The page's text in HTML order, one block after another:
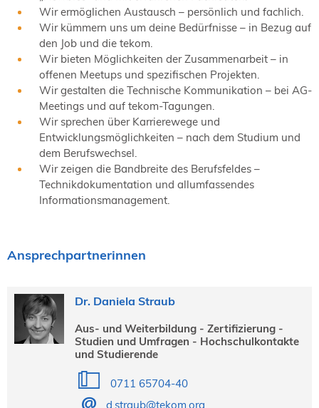
Wir ermöglichen Austausch – persönlich und fachlich.
Wir kümmern uns um deine Bedürfnisse – in Bezug auf
den Job und die tekom.
Wir bieten Möglichkeiten der Zusammenarbeit – in
offenen Meetups und spezifischen Projekten.
Wir gestalten die Technische Kommunikation – bei AG-
Meetings und auf tekom-Tagungen.
Wir sprechen über Karrierewege und
Entwicklungsmöglichkeiten – nach dem Studium und
dem Berufswechsel.
Wir zeigen die Bandbreite des Berufsfeldes –
Technikdokumentation und allumfassendes
Informationsmanagement.
Ansprechpartnerinnen
Dr. Daniela Straub
Aus- und Weiterbildung - Zertifizierung -
Studien und Umfragen - Hochschulkontakte
und Studierende
0711 65704-40
d.straub@tekom.org